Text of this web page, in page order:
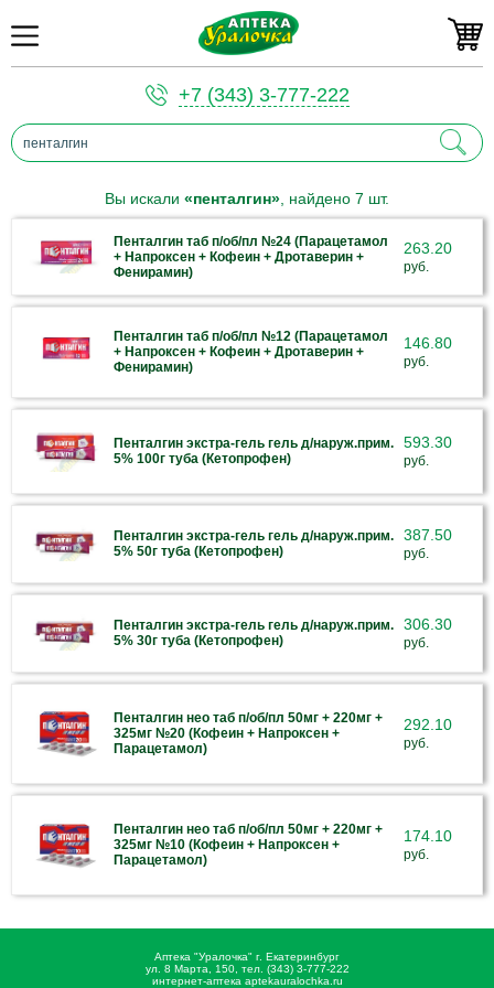
+7 (343) 3-777-222
Вы искали «пенталгин» , найдено 7 шт.
Пенталгин таб п/об/пл №24 (Парацетамол
+ Напроксен + Кофеин + Дротаверин +
Фенирамин)
263.20
руб.
Пенталгин таб п/об/пл №12 (Парацетамол
+ Напроксен + Кофеин + Дротаверин +
Фенирамин)
146.80
руб.
Пенталгин экстра-гель гель д/наруж.прим.
5% 100г туба (Кетопрофен)
593.30
руб.
Пенталгин экстра-гель гель д/наруж.прим.
5% 50г туба (Кетопрофен)
387.50
руб.
Пенталгин экстра-гель гель д/наруж.прим.
5% 30г туба (Кетопрофен)
306.30
руб.
Пенталгин нео таб п/об/пл 50мг + 220мг +
325мг №20 (Кофеин + Напроксен +
Парацетамол)
292.10
руб.
Пенталгин нео таб п/об/пл 50мг + 220мг +
325мг №10 (Кофеин + Напроксен +
Парацетамол)
174.10
руб.
Аптека "Уралочка" г. Екатеринбург
ул. 8 Марта, 150, тел. (343) 3-777-222
интернет-аптека aptekauralochka.ru